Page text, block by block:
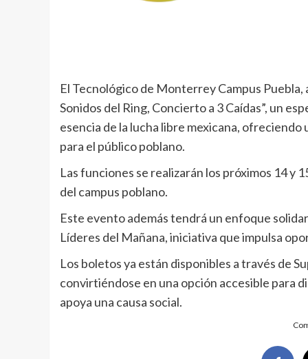
El Tecnológico de Monterrey Campus Puebla,
Sonidos del Ring, Concierto a 3 Caídas”, un
esencia de la lucha libre mexicana,
para el público poblano.
Las funciones se realizarán los próximos 14 y
del campus poblano.
Este evento además tendrá un enfoque
Líderes del Mañana, iniciativa que impulsa
Los boletos ya están disponibles a través de
convirtiéndose en una opción accesible para
apoya una causa social.